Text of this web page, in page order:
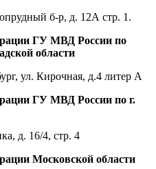
б-р, д. 12А стр. 1.
ГУ МВД России по
области
ул. Кирочная, д.4 литер А
ГУ МВД России по г.
д. 16/4, стр. 4
Московской области